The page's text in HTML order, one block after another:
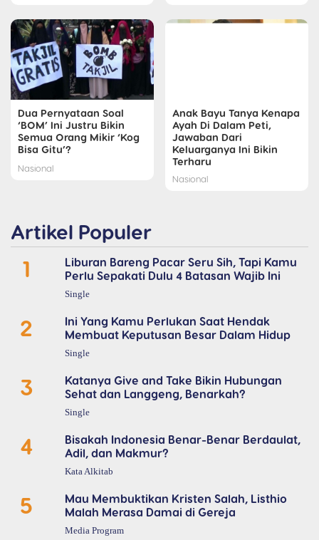
Dua Pernyataan Soal
‘BOM’ Ini Justru Bikin
Semua Orang Mikir ‘Kog
Bisa Gitu’?
Nasional
Anak Bayu Tanya Kenapa
Ayah Di Dalam Peti,
Jawaban Dari
Keluarganya Ini Bikin
Terharu
Nasional
Artikel Populer
1
Liburan Bareng Pacar Seru Sih, Tapi Kamu
Perlu Sepakati Dulu 4 Batasan Wajib Ini
Single
2
Ini Yang Kamu Perlukan Saat Hendak
Membuat Keputusan Besar Dalam Hidup
Single
3
Katanya Give and Take Bikin Hubungan
Sehat dan Langgeng, Benarkah?
Single
4
Bisakah Indonesia Benar-Benar Berdaulat,
Adil, dan Makmur?
Kata Alkitab
5
Mau Membuktikan Kristen Salah, Listhio
Malah Merasa Damai di Gereja
Media Program